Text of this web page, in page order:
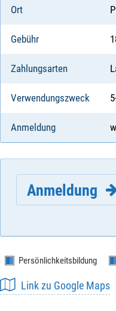
Ort
Gebühr
Zahlungsarten
Verwendungszweck
Anmeldung
Anmeldung
Persönlichkeitsbildung
Link zu Google Maps